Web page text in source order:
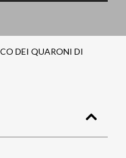
DEI QUARONI DI